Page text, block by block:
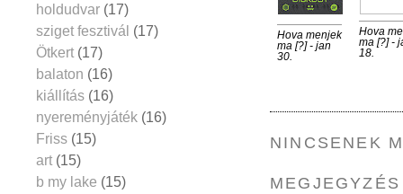
Hova menjek
ma [?] - jan
30.
Hova
ma [?] -
18.
NINCSENEK
holdudvar (17)
sziget fesztivál (17)
Ötkert (17)
balaton (16)
kiállítás (16)
nyereményjáték (16)
Friss (15)
art (15)
b my lake (15)